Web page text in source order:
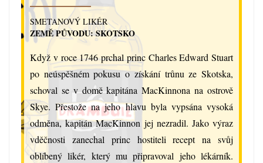
SMETANOVÝ LIKÉR
ZEMĚ PŮVODU: SKOTSKO
Když v roce 1746 prchal princ Charles Edward Stuart
po neúspěšném pokusu o získání trůnu ze Skotska,
schoval se v domě kapitána MacKinnona na ostrově
Skye. Přestože na jeho hlavu byla vypsána vysoká
odměna, kapitán MacKinnon jej nezradil. Jako výraz
vděčnosti zanechal princ hostiteli recept na svůj
oblíbený likér, který mu připravoval jeho lékárník.